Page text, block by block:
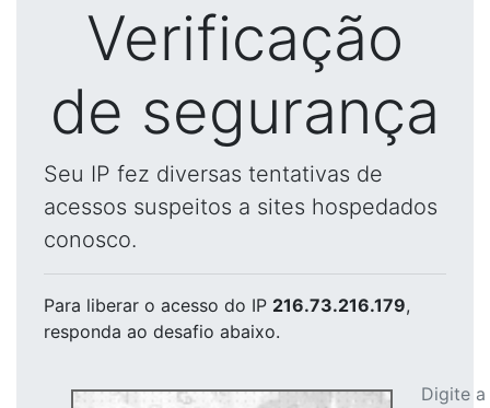
Verificação
de segurança
Seu IP fez diversas tentativas de
acessos suspeitos a sites hospedados
conosco.
Para liberar o acesso do IP 216.73.216.179,
responda ao desafio abaixo.
Digite